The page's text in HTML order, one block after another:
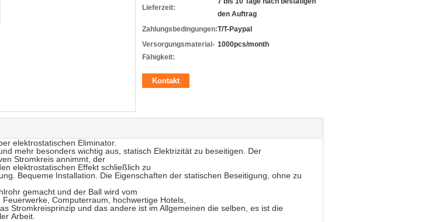
Lieferzeit:
den Auftrag
Zahlungsbedingungen:T/T-Paypal
Versorgungsmaterial-
Fähigkeit:
1000pcs/month
Kontakt
elektrostatischen Eliminator.
mehr besonders wichtig aus, statisch Elektrizität zu beseitigen. Der
Stromkreis annimmt, der
elektrostatischen Effekt schließlich zu
Bequeme Installation. Die Eigenschaften der statischen Beseitigung, ohne zu
gemacht und der Ball wird vom
Computerraum, hochwertige Hotels,
Stromkreisprinzip und das andere ist im Allgemeinen die selben, es ist die
Arbeit.